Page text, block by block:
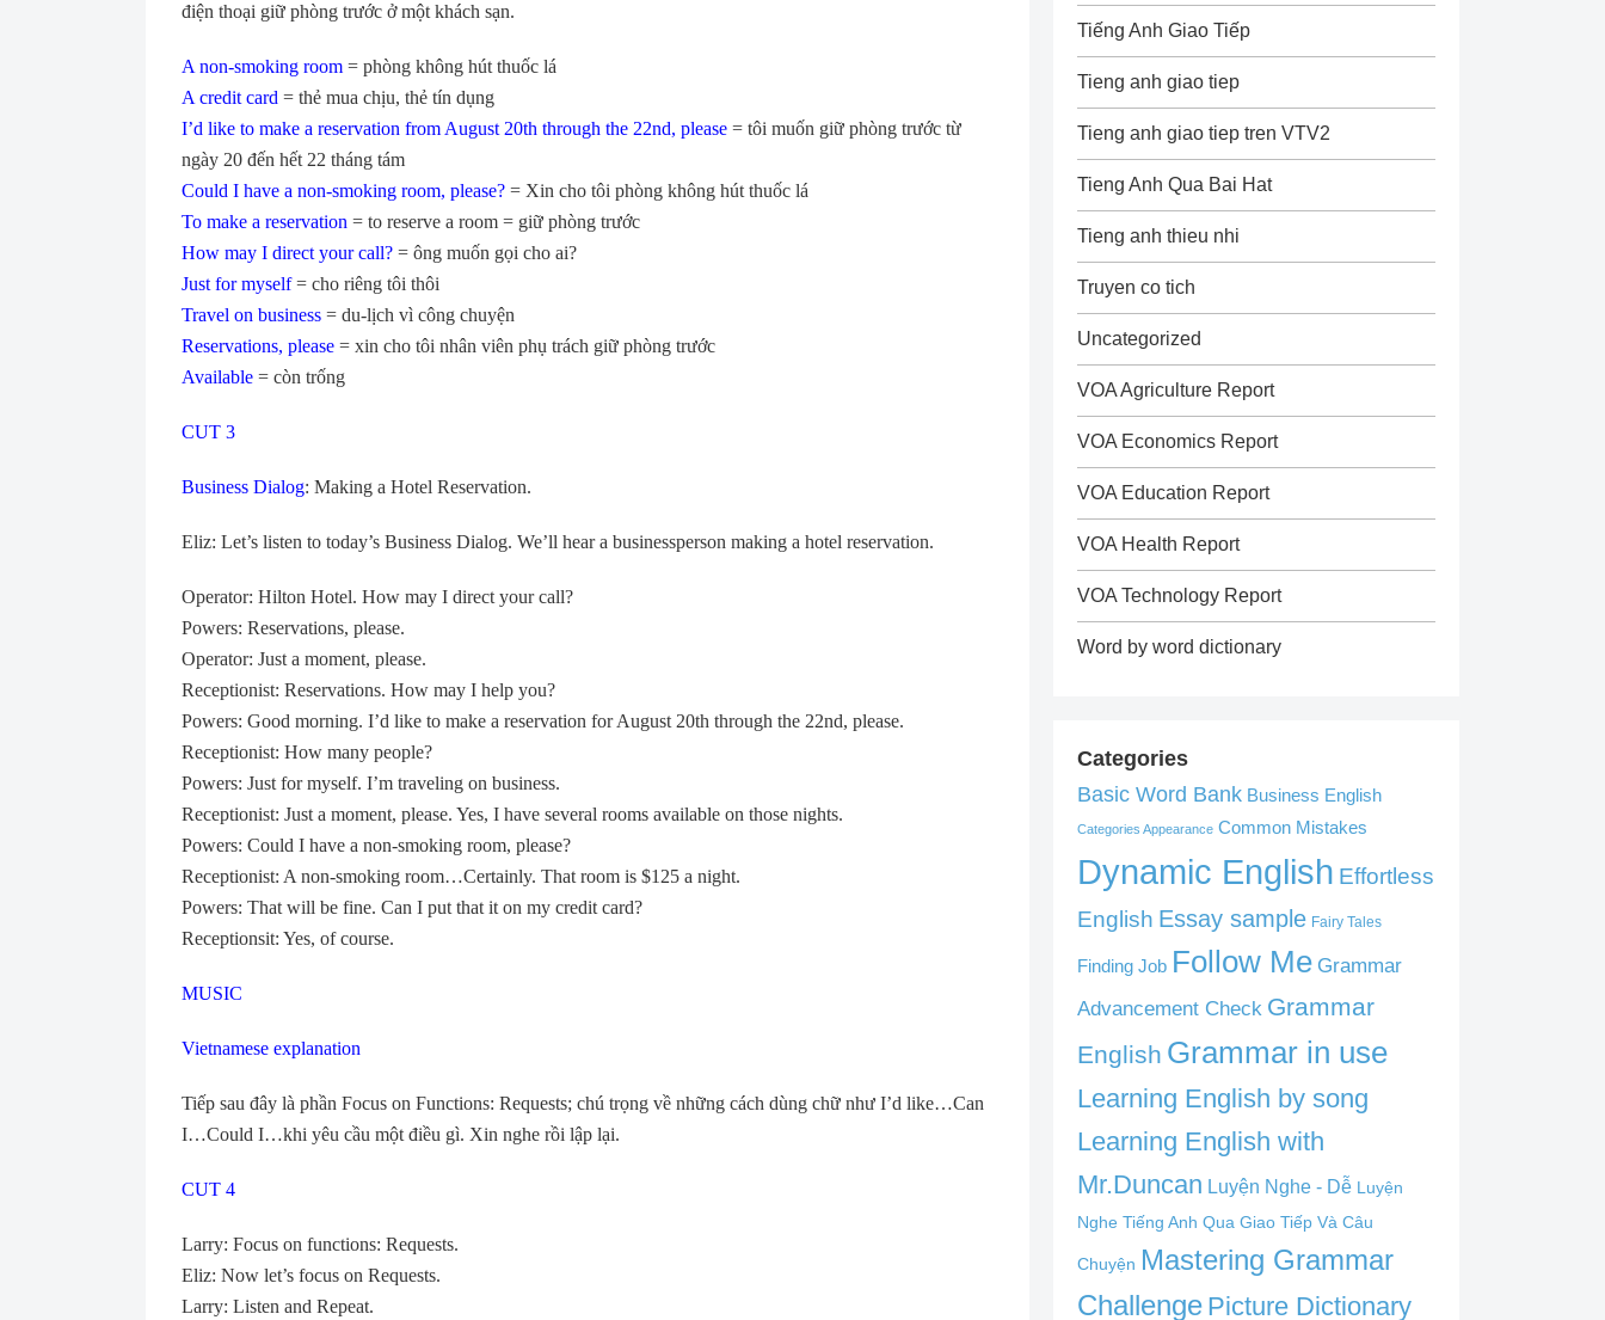
điện thoại giữ phòng trước ở một khách sạn.
A non-smoking room = phòng không hút thuốc lá
A credit card = thẻ mua chịu, thẻ tín dụng
I’d like to make a reservation from August 20th through the 22nd, please = tôi muốn giữ phòng trước từ
ngày 20 đến hết 22 tháng tám
Could I have a non-smoking room, please? = Xin cho tôi phòng không hút thuốc lá
To make a reservation = to reserve a room = giữ phòng trước
How may I direct your call? = ông muốn gọi cho ai?
Just for myself= cho riêng tôi thôi
Travel on business = du-lịch vì công chuyện
Reservations, please = xin cho tôi nhân viên phụ trách giữ phòng trước
Available = còn trống
CUT 3
Business Dialog: Making a Hotel Reservation.
Eliz: Let’s listen to today’s Business Dialog. We’ll hear a businessperson making a hotel reservation.
Operator: Hilton Hotel. How may I direct your call?
Powers: Reservations, please.
Operator: Just a moment, please.
Receptionist: Reservations. How may I help you?
Powers: Good morning. I’d like to make a reservation for August 20th through the 22nd, please.
Receptionist: How many people?
Powers: Just for myself. I’m traveling on business.
Receptionist: Just a moment, please. Yes, I have several rooms available on those nights.
Powers: Could I have a non-smoking room, please?
Receptionist: A non-smoking room…Certainly. That room is $125 a night.
Powers: That will be fine. Can I put that it on my credit card?
Receptionsit: Yes, of course.
MUSIC
Vietnamese explanation
Tiếp sau đây là phần Focus on Functions: Requests; chú trọng về những cách dùng chữ như I’d like…Can
I…Could I…khi yêu cầu một điều gì. Xin nghe rồi lập lại.
CUT 4
Larry: Focus on functions: Requests.
Eliz: Now let’s focus on Requests.
Larry: Listen and Repeat.
Tiếng Anh Giao Tiếp
Tieng anh giao tiep
Tieng anh giao tiep tren VTV2
Tieng Anh Qua Bai Hat
Tieng anh thieu nhi
Truyen co tich
Uncategorized
VOA Agriculture Report
VOA Economics Report
VOA Education Report
VOA Health Report
VOA Technology Report
Word by word dictionary
Categories
Basic Word Bank Business English
Categories Appearance Common Mistakes
Dynamic English Effortless
English Essay sample Fairy Tales
Finding Job Follow Me Grammar
Advancement Check Grammar
English Grammar in use
Learning English by song
Learning English with
Mr.Duncan Luyện Nghe - Dễ Luyện
Nghe Tiếng Anh Qua Giao Tiếp Và Câu
Chuyện Mastering Grammar
Challenge Picture Dictionary